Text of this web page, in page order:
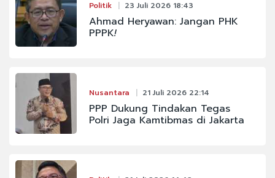
Politik 23 Juli 2026 18:43
Ahmad Heryawan: Jangan PHK
PPPK!
Nusantara 21 Juli 2026 22:14
PPP Dukung Tindakan Tegas
Polri Jaga Kamtibmas di Jakarta